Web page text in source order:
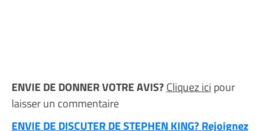
ENVIE DE DONNER VOTRE AVIS?Cliquez ici pour
laisser un commentaire
ENVIE DE DISCUTER DE STEPHEN KING? Rejoignez